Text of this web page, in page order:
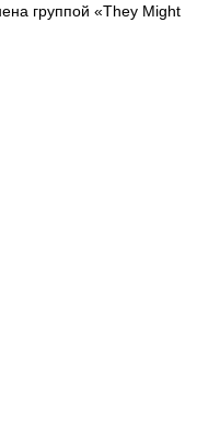
группой «They Might